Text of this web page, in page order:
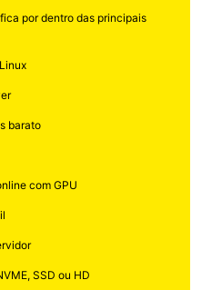
por dentro das principais
barato
com GPU
SSD ou HD